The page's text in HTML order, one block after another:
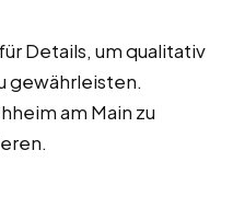
Details, um qualitativ
gewährleisten.
am Main zu